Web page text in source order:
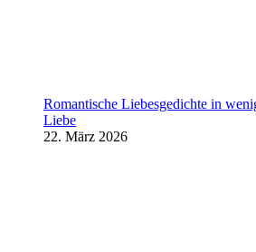
Romantische Liebesgedichte in
Liebe
22. März 2026